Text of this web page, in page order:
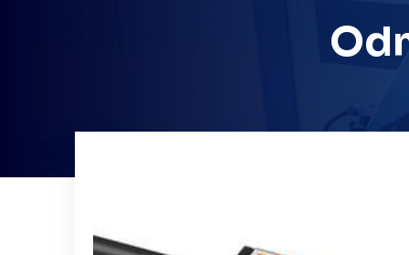
Měřicí ramena
Laserové skenery